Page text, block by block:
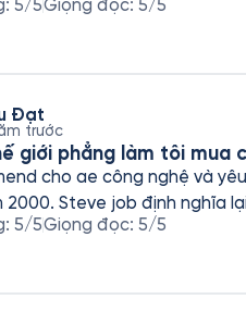
: 5/5Giọng đọc: 5/5
Đạt
trước
giới phẳng làm tôi mua
cho ae công nghệ và
2000. Steve job định nghĩa
: 5/5Giọng đọc: 5/5